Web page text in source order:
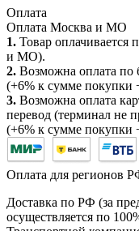
Оплата
Оплата Москва и МО
1. Товар оплачивается
и МО).
2. Возможна оплата по
(+6% к сумме
3. Возможна оплата
перевод (терминал не
(+6% к сумме
Оплата для регионов
Доставка по РФ (за
осуществляется по